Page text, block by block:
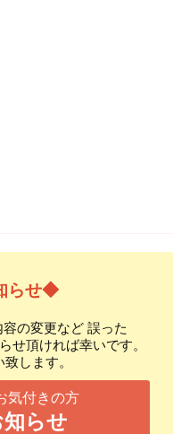
らせ◆
の変更など 誤った
せ頂ければ幸いです。
します。
気付きの方
らせ